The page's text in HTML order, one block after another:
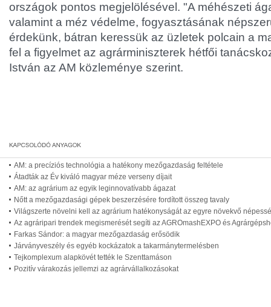
országok pontos megjelölésével. "A méhészeti
valamint a méz védelme, fogyasztásának
érdekünk, bátran keressük az üzletek polcain a
fel a figyelmet az agrárminiszterek hétfői
István az AM közleménye szerint.
AM: a precíziós technológia a hatékony mezőgazdaság feltétele
Átadták az Év kiváló magyar méze verseny díjait
AM: az agrárium az egyik leginnovatívabb ágazat
Nőtt a mezőgazdasági gépek beszerzésére fordított összeg tavaly
Világszerte növelni kell az agrárium hatékonyságát az egyre növekvő
Az agráripari trendek megismerését segíti az AGROmashEXPO és
Farkas Sándor: a magyar mezőgazdaság erősödik
Járványveszély és egyéb kockázatok a takarmánytermelésben
Tejkomplexum alapkövét tették le Szenttamáson
Pozitív várakozás jellemzi az agrárvállalkozásokat